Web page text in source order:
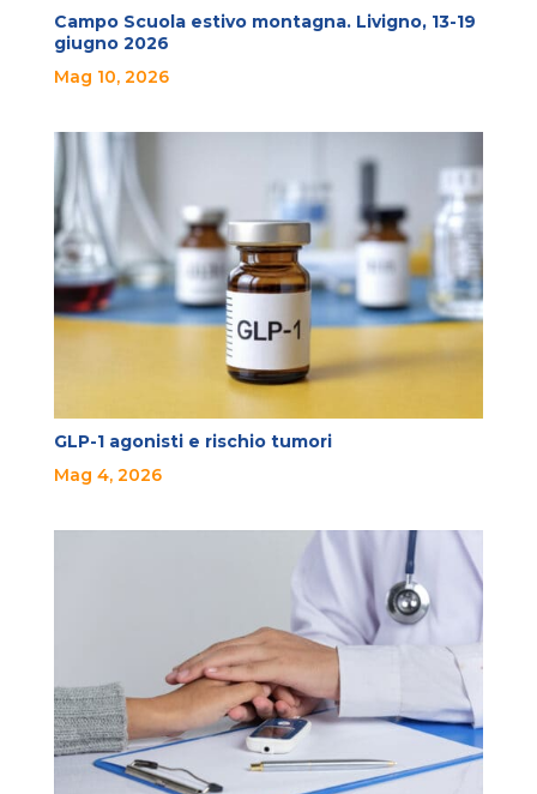
Campo Scuola estivo montagna. Livigno, 13-19
giugno 2026
Mag 10, 2026
GLP-1 agonisti e rischio tumori
Mag 4, 2026